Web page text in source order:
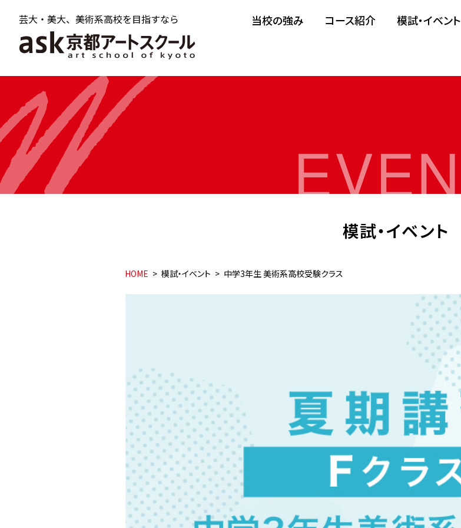
芸大・美大、美術系高校を目指すなら 当校の強み コース紹介 模試・イベント
模試・イベント
HOME 模試・イベント 中学3年生 美術系高校受験クラス